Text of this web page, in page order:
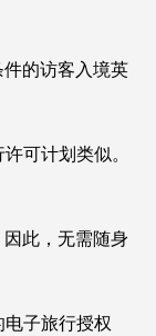
的访客入境英
可计划类似。
此，无需随身
子旅行授权